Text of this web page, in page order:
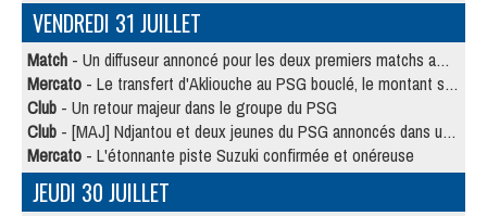
VENDREDI 31 JUILLET
Match - Un diffuseur annoncé pour les deux premiers matchs amicaux du PSG
Mercato - Le transfert d'Akliouche au PSG bouclé, le montant se précise
Club - Un retour majeur dans le groupe du PSG
Club - [MAJ] Ndjantou et deux jeunes du PSG annoncés dans un tournoi U21
Mercato - L'étonnante piste Suzuki confirmée et onéreuse
JEUDI 30 JUILLET